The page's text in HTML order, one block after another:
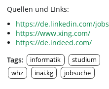
Quellen und LInks:
https://de.linkedin.com/jobs
https://www.xing.com/
https://de.indeed.com/
Tags:
informatik
studium
whz
inai.kg jobsuche